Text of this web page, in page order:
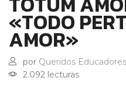
«TODO
AMOR»
por Queridos Educadores
2.092 lecturas